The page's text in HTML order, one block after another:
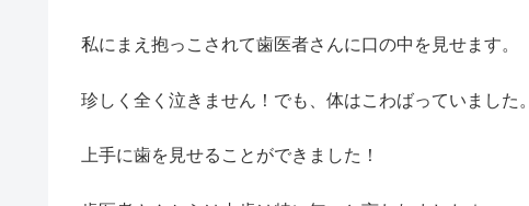
私にまえ抱っこされて歯医者さんに口の中を見せます。
珍しく全く泣きません！でも、体はこわばっていました。
上手に歯を見せることができました！